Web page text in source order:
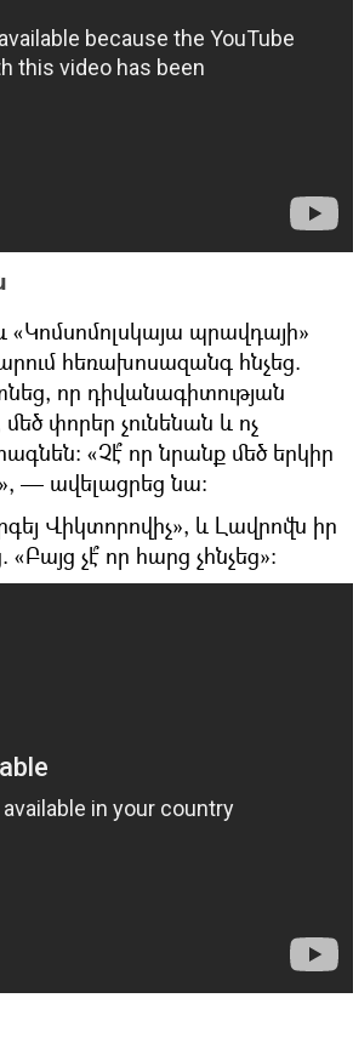
պրավդայի»
հեռախոսազանգ հնչեց.
որ դիվանագիտության
փորեր չունենան և ոչ
«Չէ՞ որ նրանք մեծ երկիր
— ավելացրեց նա։
Վիկտորովիչ», և Լավրովն իր
չէ՞ որ հարց չհնչեց»։